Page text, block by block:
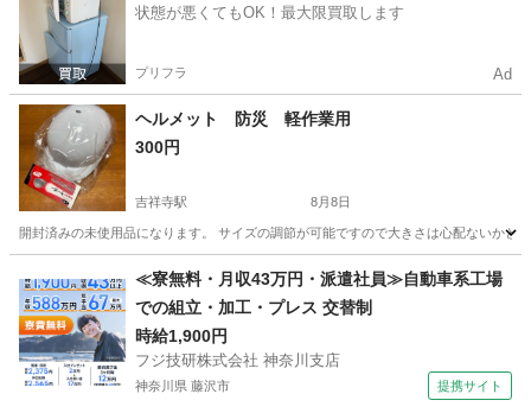
状態が悪くてもOK！最大限買取します
プリフラ Ad
ヘルメット 防災 軽作業用
300円
吉祥寺駅 8月8日
開封済みの未使用品になります。 サイズの調節が可能ですので大きさは心配ないかと
吉祥寺駅 防災、セキュリティ
≪寮無料・月収43万円・派遣社員≫自動車系工場
での組立・加工・プレス 交替制
時給1,900円
フジ技研株式会社 神奈川支店
神奈川県 藤沢市 提携サイト